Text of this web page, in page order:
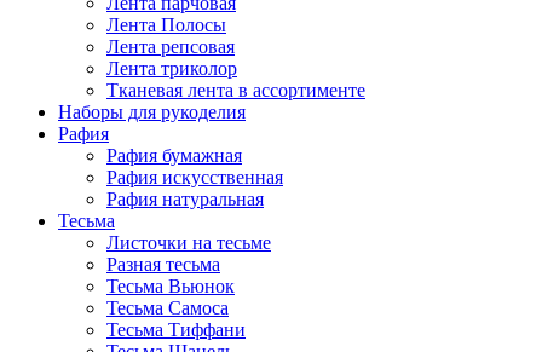
Лента Полосы
Лента репсовая
Лента триколор
Тканевая лента в ассортименте
Наборы для рукоделия
Рафия
Рафия бумажная
Рафия искусственная
Рафия натуральная
Тесьма
Листочки на тесьме
Разная тесьма
Тесьма Вьюнок
Тесьма Самоса
Тесьма Тиффани